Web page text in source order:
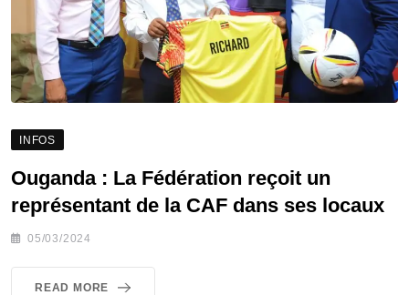
INFOS
Ouganda : La Fédération reçoit un
représentant de la CAF dans ses locaux
05/03/2024
READ MORE